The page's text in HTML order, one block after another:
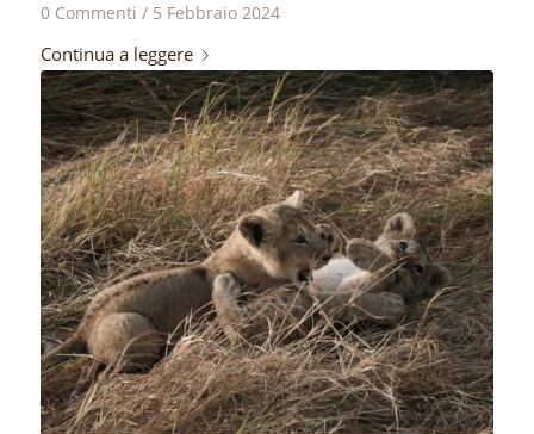
0 Commenti / 5 Febbraio 2024
Continua a leggere